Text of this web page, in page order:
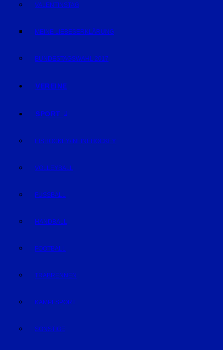
VALENTINSTAG
MEINE LIEBESERKLÄRUNG
BUNDESTAGSWAHL 2017
VEREINE
SPORT
EISHOCKEY/INLINEHOCKEY
VOLLEYBALL
FUSSBALL
HANDBALL
FOOTBALL
TRABRENNEN
KAMPFSPORT
SONSTIGE